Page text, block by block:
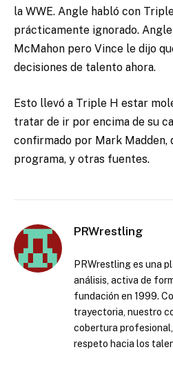
la WWE. Angle habló con
prácticamente ignorado.
McMahon pero Vince le dijo
decisiones de talento ahora.
Esto llevó a Triple H estar
tratar de ir por encima de su
confirmado por Mark Madden,
programa, y otras fuentes.
PRWrestling
PRWrestling es una
análisis, activa de
fundación en 1999.
trayectoria, nuestro
cobertura
respeto hacia los